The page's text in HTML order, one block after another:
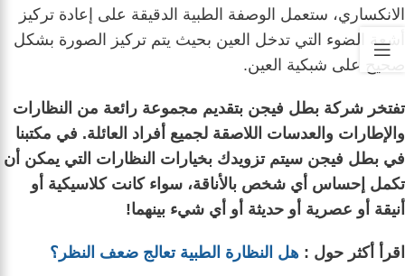
الانكساري، ستعمل الوصفة الطبية الدقيقة على إعادة تركيز
أشعة الضوء التي تدخل العين بحيث يتم تركيز الصورة بشكل
صحيح على شبكية العين.
تفتخر شركة بطل فيجن بتقديم مجموعة رائعة من النظارات
والإطارات والعدسات اللاصقة لجميع أفراد العائلة. في مكتبنا
في بطل فيجن سيتم تزويدك بخيارات النظارات التي يمكن أن
تكمل إحساس أي شخص بالأناقة، سواء كانت كلاسيكية أو
أنيقة أو عصرية أو حديثة أو أي شيء بينهما!
اقرأ أكثر حول : هل النظارة الطبية تعالج ضعف النظر؟